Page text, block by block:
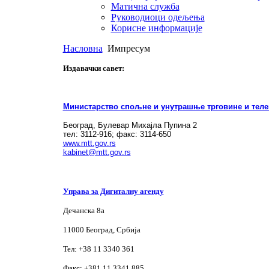
Матична служба
Руководиоци одељења
Корисне информације
Насловна Импресум
Издавачки савет:
Министарство спољне и унутрашње трговине и
Београд, Булевар Михајла Пупина 2
тел: 3112-916; факс: 3114-650
www.mtt.gov.rs
kabinet@mtt.gov.rs
Управа за Дигиталну агенду
Дечанска 8а
11000 Београд, Србија
Тел: +38 11 3340 361